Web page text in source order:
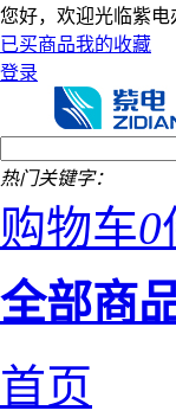
您好，欢迎光临紫电
已买商品我的收藏
登录
热门关键字：
购物车0
全部商
首页